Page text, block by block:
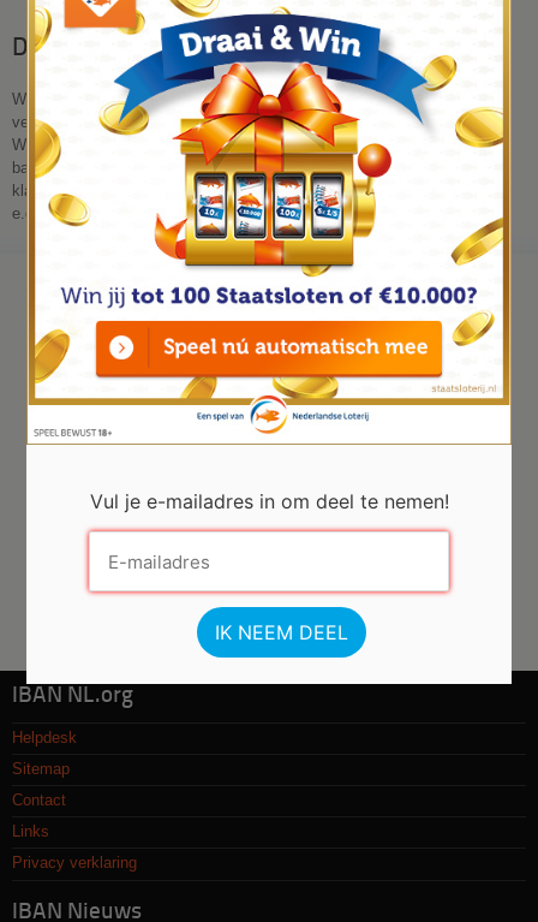
De werking van iDEAL
Wanneer u via het internet een product of dienst wilt kopen kan er in
veel gevallen de keuze gemaakt worden om via iDEAL te betalen.
Wanneer dit gebeurd krijgt u een inlogscherm van uw geselecteerde
bank, hier dient u in te loggen en vervolgens staat de betaalopdracht
klaar. Wanneer u dit vervolgens accepteert dient u met behulp van de
e.dentifier (zie:
internetbankieren) te bevestigen.
IBAN NL.org
Helpdesk
Sitemap
Contact
Links
Privacy verklaring
IBAN Nieuws
Vul je e-mailadres in om deel te nemen!